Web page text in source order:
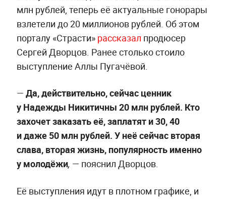
млн рублей, теперь её актуальные гонорары
взлетели до 20 миллионов рублей. Об этом
порталу «Страсти» рассказал продюсер
Сергей Дворцов. Ранее столько стоило
выступление Аллы Пугачёвой.
— Да, действительно, сейчас ценник
у Надежды Никитичны 20 млн рублей. Кто
захочет заказать её, заплатят и 30, 40
и даже 50 млн рублей. У неё сейчас вторая
слава, вторая жизнь, популярность именно
у молодёжи, — пояснил Дворцов.
Её выступления идут в плотном графике, и